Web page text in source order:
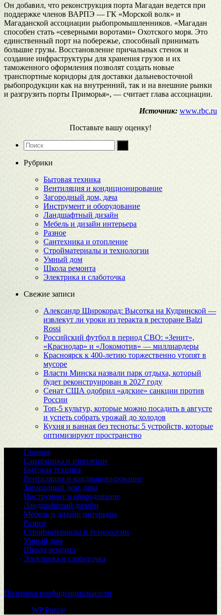
Он добавил, что реконструкция порта Магадан ведется при
поддержке членов ВАРПЭ — ГК «Морской волк» и
Магаданской ассоциации рыбопромышленников. «Магадан
способен стать «северными воротами» Охотского моря. Это
единственный порт на побережье, способный принимать
большие грузы. Восстановление причальных стенок и
создание инфраструктуры для хранения грузов и их
таможенного оформления позволят создать новые
транспортные коридоры для доставки дальневосточной
рыбопродукции как на внутренний, так и на внешние рынки
и разгрузить порты Приморья», — считает глава ассоциации.
Источник: www.rbc.ru
Поставьте вашу оценку!
Рубрики
Бытовая техника
Вентиляция и кондиционирование
Загородный дом, дача
Инструмент и оборудование
Ландшафтный дизайн
Мебель и дизайн интерьера
Разное
Сантехника и отопление
Стройматериалы и технологии
Умный дом
Школа ремонта
Электрика и слаботочка
Свежие записи
Александр Широкорад: Высотка на Кудринской —
извлекут ли уроки из теракта в ресторане Balzi
Rossi
Российский футбол в период СВО: «Зенит»,
«Краснодар» и «Локомотив» — миллиардеры
Красноярск к 400-летию торжественно утопят в
мусоре
Власти Минска назвали парк отдыха, который
будет реконструирован в 2027 году
Сенат США одобрил «адские» санкции против
России
Топ-5 культур, которые можно посадить в августе
и успеть собрать урожай до холодов
Кухня и ванная без тесноты: 5 устройств, которые
оптимизируют пространство
Главная
Сантехника и отопление
Бытовая техника
Вентиляция и кондиционирование
Загородный дом, дача
Инструмент и оборудование
Ландшафтный дизайн
Мебель и дизайн интерьера
Разное
Стройматериалы и технологии
Умный дом
Школа ремонта
Электрика и слаботочка
Политика конфиденциальности
WP Puzzle